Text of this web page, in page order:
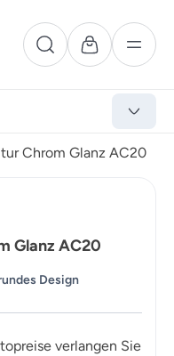
Chrom Glanz AC20
Glanz AC20
Design
verlangen Sie